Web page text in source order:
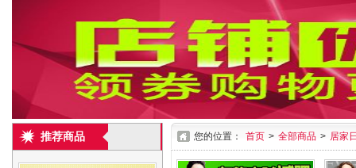
推荐商品 您的位置： 首页 > 全部商品 > 居家